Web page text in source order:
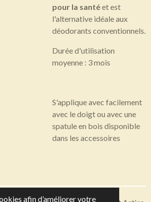
afin d’améliorer votre
pour la santéet est
l'alternative idéale aux
déodorants conventionnels.
Durée d'utilisation
moyenne : 3 mois
S'applique avec facilement
avec le doigt ou avec une
spatule en bois disponible
dans les accessoires